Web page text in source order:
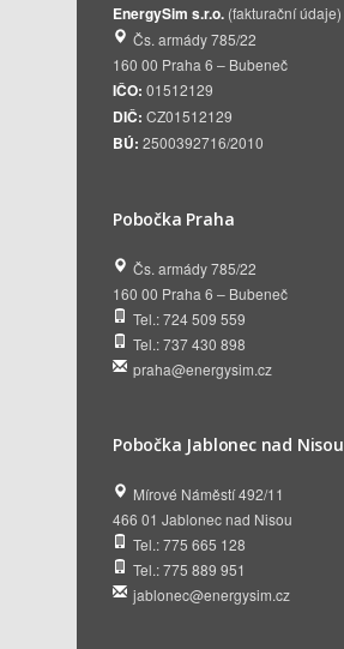
EnergySim s.r.o. (fakturační údaje)
Čs. armády 785/22
160 00 Praha 6 – Bubeneč
IČO: 01512129
DIČ: CZ01512129
BÚ: 2500392716/2010
Pobočka Praha
Čs. armády 785/22
160 00 Praha 6 – Bubeneč
Tel.: 724 509 559
Tel.: 737 430 898
praha@energysim.cz
Pobočka Jablonec nad Nisou
Mírové Náměstí 492/11
466 01 Jablonec nad Nisou
Tel.: 775 665 128
Tel.: 775 889 951
jablonec@energysim.cz